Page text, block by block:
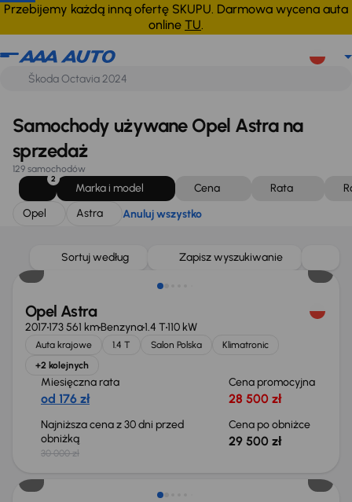
Przebijemy każdą inną ofertę SKUPU. Darmowa wycena auta
online TU.
Opel Astra Anuluj wszystko
Samochody używane Opel Astra na
sprzedaż
129 samochodów
2
Marka i model Cena Rata
Opel
Astra Anuluj wszystko
Sortuj według Zapisz wyszukiwanie
Taniej o 500 zł
Opel Astra
2017173 561 kmBenzyna1.4 T110 kW
Auta krajowe 1.4 T Salon Polska
Klimatronic
+2 kolejnych
Miesięczna rata
od 176 zł
Cena promocyjna
28 500 zł
Najniższa cena z 30 dni przed
obniżką
30 000 zł
Cena po obniżce
29 500 zł
Taniej o 500 zł